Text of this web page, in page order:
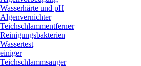
Wasserhärte und pH
Algenvernichter
Teichschlammentferner
Reinigungsbakterien
Wassertest
Teichschlammsauger